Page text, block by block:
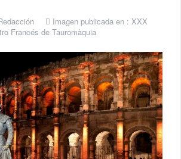
Imagen publicada en : XXX
Francés de Tauromàquia